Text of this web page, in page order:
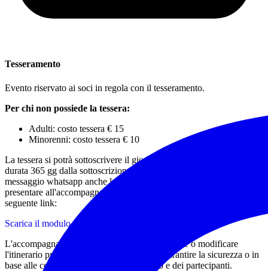
Tesseramento
Evento riservato ai soci in regola con il tesseramento.
Per chi non possiede la tessera:
Adulti: costo tessera € 15
Minorenni: costo tessera € 10
La tessera si potrà sottoscrivere il giorno stesso dell'escursione,
durata 365 gg dalla sottoscrizione, avendo avuto cura di indicare nel
messaggio whatsapp anche luogo e data di nascita e di compilare e
presentare all'accompagnatore l'apposito modulo scaricabile al
seguente link:
Scarica il modulo di tesseramento
L'accompagnatore si riserva il diritto di annullare o modificare
l'itinerario proposto a sua discrezione, per garantire la sicurezza o in
base alle condizioni del meteo del sentiero e dei partecipanti.